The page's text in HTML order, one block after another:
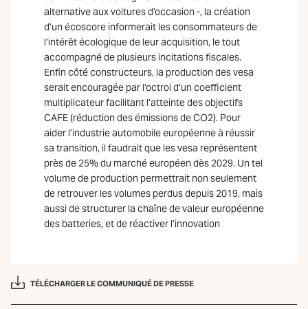
alternative aux voitures d’occasion -, la création
d’un écoscore informerait les consommateurs de
l’intérêt écologique de leur acquisition, le tout
accompagné de plusieurs incitations fiscales.
Enfin côté constructeurs, la production des vesa
serait encouragée par l’octroi d’un coefficient
multiplicateur facilitant l’atteinte des objectifs
CAFE (réduction des émissions de CO2). Pour
aider l’industrie automobile européenne à réussir
sa transition, il faudrait que les vesa représentent
près de 25% du marché européen dès 2029. Un tel
volume de production permettrait non seulement
de retrouver les volumes perdus depuis 2019, mais
aussi de structurer la chaîne de valeur européenne
des batteries, et de réactiver l’innovation
TÉLÉCHARGER LE COMMUNIQUÉ DE PRESSE